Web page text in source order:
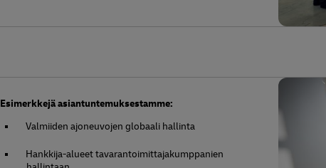
Esimerkkejä asiantuntemuksestamme:
Valmiiden ajoneuvojen globaali hallinta
Hankkija-alueet tavarantoimittajakumppanien